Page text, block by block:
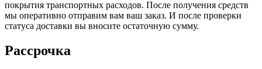
покрытия транспортных расходов. После получения средств
мы оперативно отправим вам ваш заказ. И после проверки
статуса доставки вы вносите остаточную сумму.
Рассрочка